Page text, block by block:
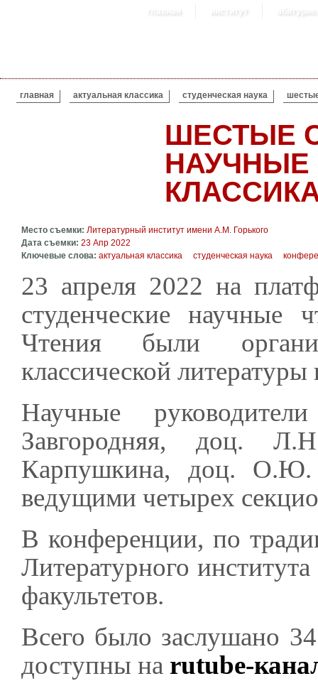
главная институт
ВЫ ЗДЕСЬ
главная актуальная классика студенческая наука
ШЕСТЫЕ
НАУЧНЫЕ
Место съемки: Литературный институт имени А.М. Горького
Дата съемки: 23 Апр 2022
Ключевые слова: актуальная классика студенческая наука
23 апреля 2022 на
студенческие научные
Чтения были
классической литературы
Научные
Завгородняя, доц.
Карпушкина, доц. О.Ю.
ведущими четырех
В конференции, по
Литературного
факультетов.
Всего было заслушано
доступны на rutube-